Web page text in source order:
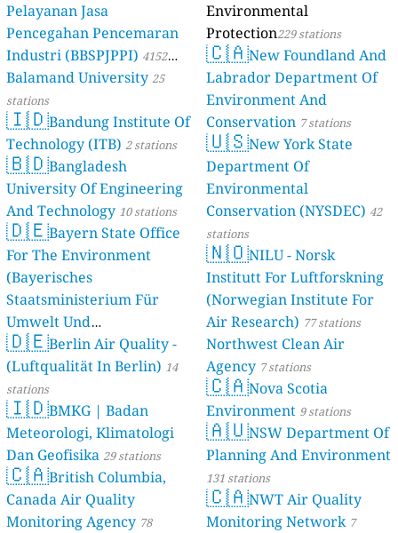
Pelayanan Jasa
Pencegahan Pencemaran
Industri (BBSPJPPI) 4152
stations
Balamand University25
stations
🇮🇩Bandung Institute Of
Technology (ITB) 2 stations
🇧🇩Bangladesh
University Of Engineering
And Technology 10 stations
🇩🇪Bayern State Office
For The Environment
(Bayerisches
Staatsministerium Für
Umwelt Und
Verbraucherschutz) - LfU
46 stations
🇩🇪Berlin Air Quality -
(Luftqualität In Berlin) 14
stations
🇮🇩BMKG | Badan
Meteorologi, Klimatologi
Dan Geofisika 29 stations
🇨🇦British Columbia,
Canada Air Quality
Monitoring Agency 78
Environmental
Protection229 stations
🇨🇦New Foundland And
Labrador Department Of
Environment And
Conservation 7 stations
🇺🇸New York State
Department Of
Environmental
Conservation (NYSDEC) 42
stations
🇳🇴NILU - Norsk
Institutt For Luftforskning
(Norwegian Institute For
Air Research) 77 stations
Northwest Clean Air
Agency 7 stations
🇨🇦Nova Scotia
Environment 9 stations
🇦🇺NSW Department Of
Planning And Environment
131 stations
🇨🇦NWT Air Quality
Monitoring Network 7